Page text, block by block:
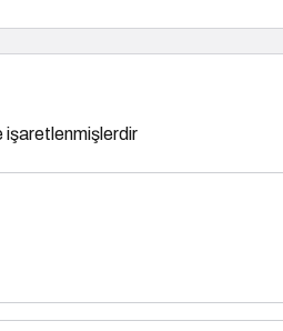
işaretlenmişlerdir